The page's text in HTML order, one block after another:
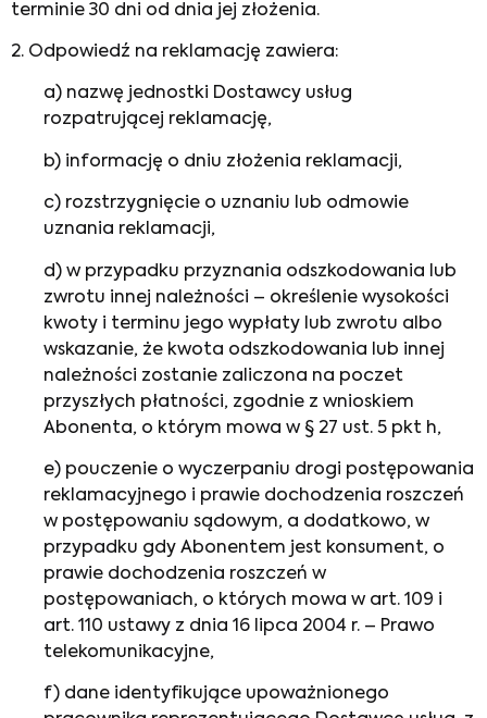
terminie 30 dni od dnia jej złożenia.
2. Odpowiedź na reklamację zawiera:
a) nazwę jednostki Dostawcy usług
rozpatrującej reklamację,
b) informację o dniu złożenia reklamacji,
c) rozstrzygnięcie o uznaniu lub odmowie
uznania reklamacji,
d) w przypadku przyznania odszkodowania lub
zwrotu innej należności – określenie wysokości
kwoty i terminu jego wypłaty lub zwrotu albo
wskazanie, że kwota odszkodowania lub innej
należności zostanie zaliczona na poczet
przyszłych płatności, zgodnie z wnioskiem
Abonenta, o którym mowa w § 27 ust. 5 pkt h,
e) pouczenie o wyczerpaniu drogi postępowania
reklamacyjnego i prawie dochodzenia roszczeń
w postępowaniu sądowym, a dodatkowo, w
przypadku gdy Abonentem jest konsument, o
prawie dochodzenia roszczeń w
postępowaniach, o których mowa w art. 109 i
art. 110 ustawy z dnia 16 lipca 2004 r. – Prawo
telekomunikacyjne,
f) dane identyfikujące upoważnionego